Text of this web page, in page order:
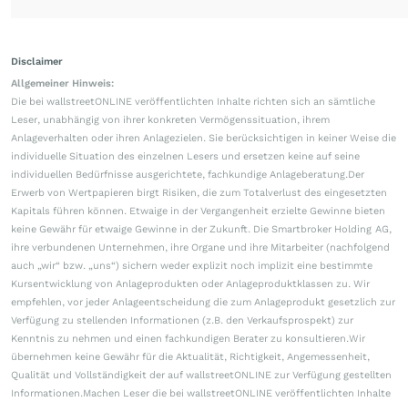
Disclaimer
Allgemeiner Hinweis:
Die bei wallstreetONLINE veröffentlichten Inhalte richten sich an sämtliche
Leser, unabhängig von ihrer konkreten Vermögenssituation, ihrem
Anlageverhalten oder ihren Anlagezielen. Sie berücksichtigen in keiner Weise die
individuelle Situation des einzelnen Lesers und ersetzen keine auf seine
individuellen Bedürfnisse ausgerichtete, fachkundige Anlageberatung.Der
Erwerb von Wertpapieren birgt Risiken, die zum Totalverlust des eingesetzten
Kapitals führen können. Etwaige in der Vergangenheit erzielte Gewinne bieten
keine Gewähr für etwaige Gewinne in der Zukunft. Die Smartbroker Holding AG,
ihre verbundenen Unternehmen, ihre Organe und ihre Mitarbeiter (nachfolgend
auch „wir“ bzw. „uns“) sichern weder explizit noch implizit eine bestimmte
Kursentwicklung von Anlageprodukten oder Anlageproduktklassen zu. Wir
empfehlen, vor jeder Anlageentscheidung die zum Anlageprodukt gesetzlich zur
Verfügung zu stellenden Informationen (z.B. den Verkaufsprospekt) zur
Kenntnis zu nehmen und einen fachkundigen Berater zu konsultieren.Wir
übernehmen keine Gewähr für die Aktualität, Richtigkeit, Angemessenheit,
Qualität und Vollständigkeit der auf wallstreetONLINE zur Verfügung gestellten
Informationen.Machen Leser die bei wallstreetONLINE veröffentlichten Inhalte